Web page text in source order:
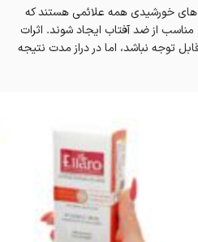
خورشیدی همه علائمی هستند که
از ضد آفتاب ایجاد شوند. اثرات
توجه نباشد، اما در دراز مدت نتیجه